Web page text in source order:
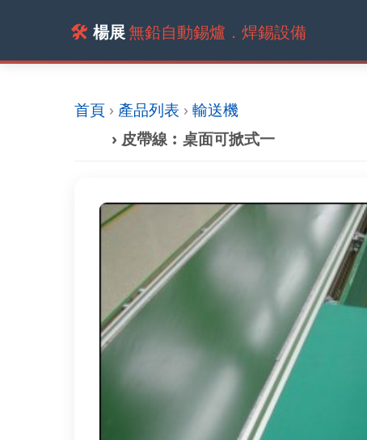
🛠️ 楊展無鉛自動錫爐．焊錫設備
首頁 › 產品列表 › 輸送機
› 皮帶線︰桌面可掀式一